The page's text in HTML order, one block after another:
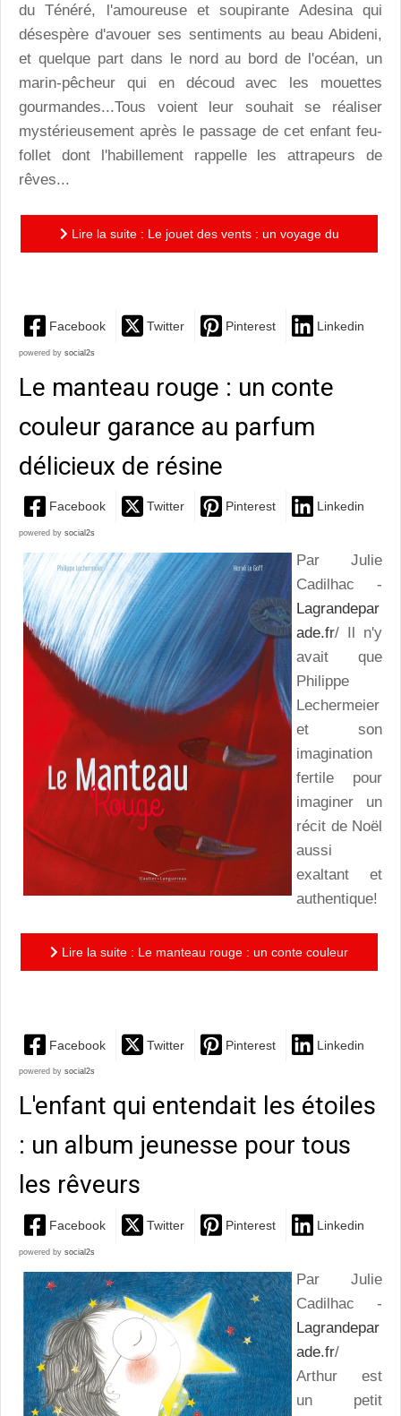
du Ténéré, l'amoureuse et soupirante Adesina qui
désespère d'avouer ses sentiments au beau Abideni,
et quelque part dans le nord au bord de l'océan, un
marin-pêcheur qui en découd avec les mouettes
gourmandes...Tous voient leur souhait se réaliser
mystérieusement après le passage de cet enfant feu-
follet dont l'habillement rappelle les attrapeurs de
rêves...
Lire la suite : Le jouet des vents : un voyage du
Facebook Twitter Pinterest Linkedin
powered by social2s
Le manteau rouge : un conte
couleur garance au parfum
délicieux de résine
Facebook Twitter Pinterest Linkedin
powered by social2s
Par Julie
Cadilhac -
Lagrandepar
ade.fr/ Il n'y
avait que
Philippe
Lechermeier
et son
imagination
fertile pour
imaginer un
récit de Noël
aussi
exaltant et
authentique!
Lire la suite : Le manteau rouge : un conte couleur
Facebook Twitter Pinterest Linkedin
powered by social2s
L'enfant qui entendait les étoiles
: un album jeunesse pour tous
les rêveurs
Facebook Twitter Pinterest Linkedin
powered by social2s
Par Julie
Cadilhac -
Lagrandepar
ade.fr/
Arthur est
un petit